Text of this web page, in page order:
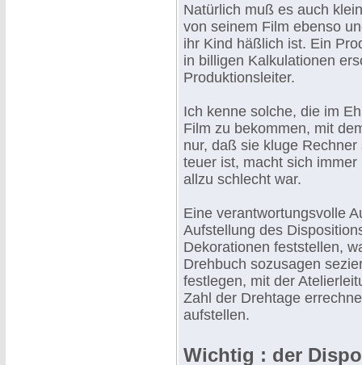
Natürlich muß es auch
von seinem Film ebenso
ihr Kind häßlich ist. Ein
in billigen Kalkulationen
Produktionsleiter.
Ich kenne solche, die im
Film zu bekommen, mit
nur, daß sie kluge
teuer ist, macht sich
allzu schlecht war.
Eine verantwortungsvolle
Aufstellung des
Dekorationen feststellen,
Drehbuch sozusagen
festlegen, mit der
Zahl der Drehtage
aufstellen.
Wichtig : der